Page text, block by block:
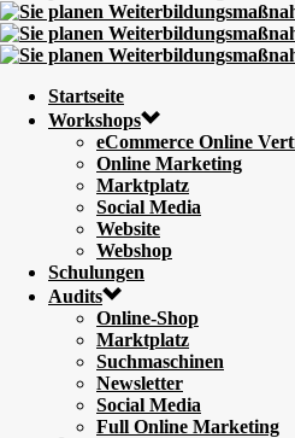
Startseite
Workshops
eCommerce Online
Online Marketing
Marktplatz
Social Media
Website
Webshop
Schulungen
Audits
Online-Shop
Marktplatz
Suchmaschinen
Newsletter
Social Media
Full Online Marketing